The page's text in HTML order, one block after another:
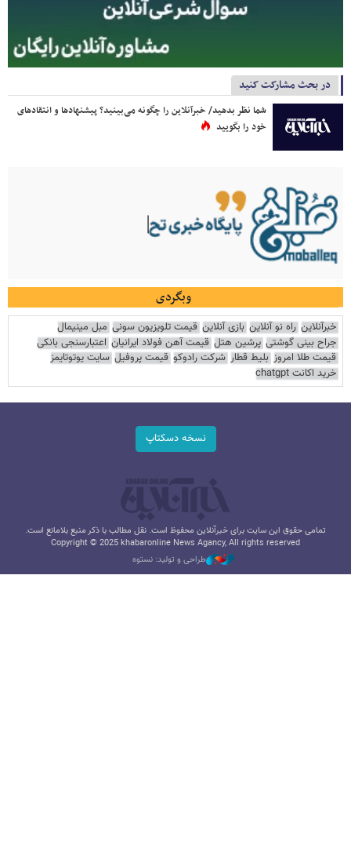
در بحث مشارکت کنید
شما نظر بدهید/ خبرآنلاین را چگونه می‌بینید؟ پیشنهادها و انتقادهای
خود را بگویید
وبگردی
خبرآنلاین راه نو آنلاین بازی آنلاین قیمت تلویزیون سونی مبل مینیمال
جراح بینی گوشتی پرشین هتل قیمت آهن فولاد ایرانیان اعتبارسنجی بانکی
قیمت طلا امروز بلیط قطار شرکت رادوکو قیمت پروفیل سایت یوتوتایمز
خرید اکانت chatgpt
نسخه دسکتاپ
تمامی حقوق این سایت برای خبرآنلاین محفوظ است. نقل مطالب با ذکر منبع بلامانع است.
Copyright © 2025 khabaronline News Agancy, All rights reserved
طراحی و تولید: نستوه